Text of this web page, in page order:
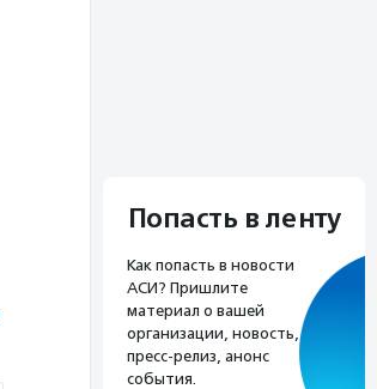
Попасть в ленту
Как попасть в новости
АСИ? Пришлите
материал о вашей
организации, новость,
пресс-релиз, анонс
события.